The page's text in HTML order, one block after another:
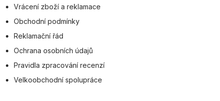
Vrácení zboží a reklamace
Obchodní podmínky
Reklamační řád
Ochrana osobních údajů
Pravidla zpracování recenzí
Velkoobchodní spolupráce